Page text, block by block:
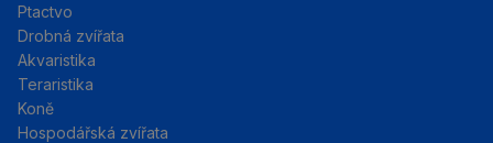
Ptactvo
Drobná zvířata
Akvaristika
Teraristika
Koně
Hospodářská zvířata